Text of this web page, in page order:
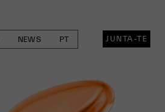
NEWS PT JUNTA-TE